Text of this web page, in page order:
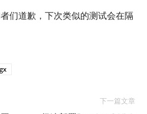
们道歉，下次类似的测试会在隔
下一篇文章